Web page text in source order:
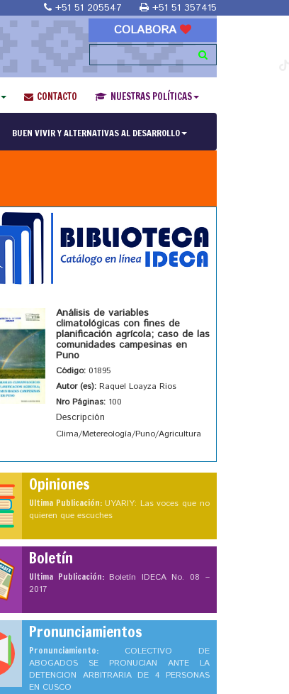
+51 51 205547 +51 51 357415
COLABORA
CONTACTO NUESTRAS POLÍTICAS
BUEN VIVIR Y ALTERNATIVAS AL DESARROLLO
Análisis de variables
climatológicas con fines de
planificación agrícola; caso de las
comunidades campesinas en
Puno
Código: 01895
Autor (es): Raquel Loayza Rios
Nro Páginas: 100
Descripción
Clima/Metereología/Puno/Agricultura
Opiniones
Ultima Publicación: UYARIY: Las voces que no
quieren que escuches
Boletín
Ultima Publicación: Boletín IDECA No. 08 –
2017
Pronunciamientos
Pronunciamiento: COLECTIVO DE
ABOGADOS SE PRONUCIAN ANTE LA
DETENCION ARBITRARIA DE 4 PERSONAS
EN CUSCO